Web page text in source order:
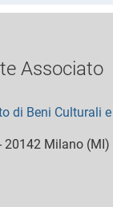
Associato
di Beni Culturali e
20142 Milano (MI)